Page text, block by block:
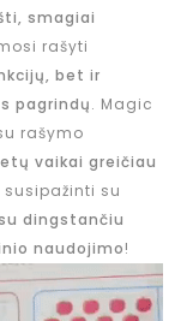
smagiai
rašyti
bet ir
pagrindų. Magic
rašymo
vaikai greičiau
su
dingstančiu
naudojimo!